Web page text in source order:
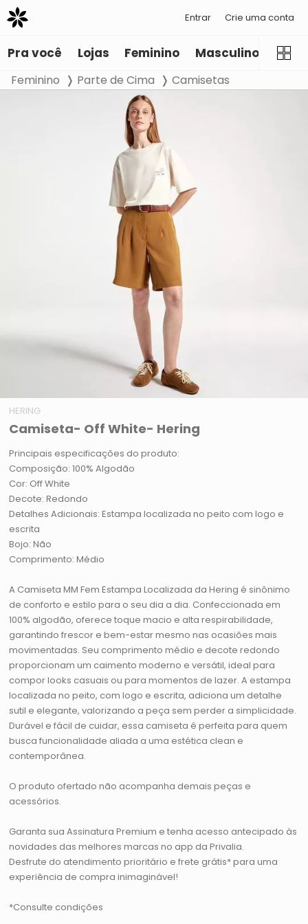
Entrar Crie uma conta
Pra você Lojas Feminino Masculino
Feminino Parte de Cima Camisetas
HERING
Camiseta- Off White- Hering
Principais especificações do produto:
Composição: 100% Algodão
Cor: Off White
Decote: Redondo
Detalhes Adicionais: Estampa localizada no peito com logo e
escrita
Bojo: Não
Comprimento: Médio
A Camiseta MM Fem Estampa Localizada da Hering é sinônimo
de conforto e estilo para o seu dia a dia. Confeccionada em
100% algodão, oferece toque macio e alta respirabilidade,
garantindo frescor e bem-estar mesmo nas ocasiões mais
movimentadas. Seu comprimento médio e decote redondo
proporcionam um caimento moderno e versátil, ideal para
compor looks casuais ou para momentos de lazer. A estampa
localizada no peito, com logo e escrita, adiciona um detalhe
sutil e elegante, valorizando a peça sem perder a simplicidade.
Durável e fácil de cuidar, essa camiseta é perfeita para quem
busca funcionalidade aliada a uma estética clean e
contemporânea.
O produto ofertado não acompanha demais peças e
acessórios.
Garanta sua Assinatura Premium e tenha acesso antecipado às
novidades das melhores marcas no app da Privalia.
Desfrute do atendimento prioritário e frete grátis* para uma
experiência de compra inimaginável!
*Consulte condições